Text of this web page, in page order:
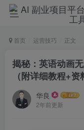
首页 运营技巧 正文
揭秘：英语动画
（附详细教程+资
华良
2年前更新